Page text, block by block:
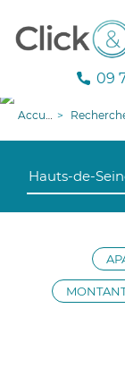
09
Accueil Recherche